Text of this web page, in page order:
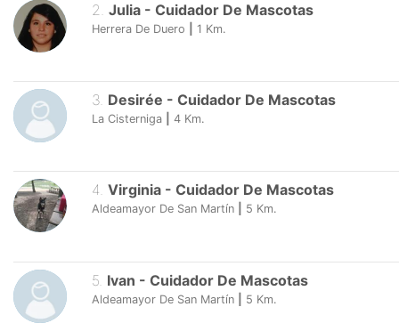
2. Julia - Cuidador De Mascotas
Herrera De Duero 1 Km.
3. Desirée - Cuidador De Mascotas
La Cisterniga 4 Km.
4. Virginia - Cuidador De Mascotas
Aldeamayor De San Martín 5 Km.
5 Ivan - Cuidador De Mascotas
Aldeamayor De San Martín 5 Km.